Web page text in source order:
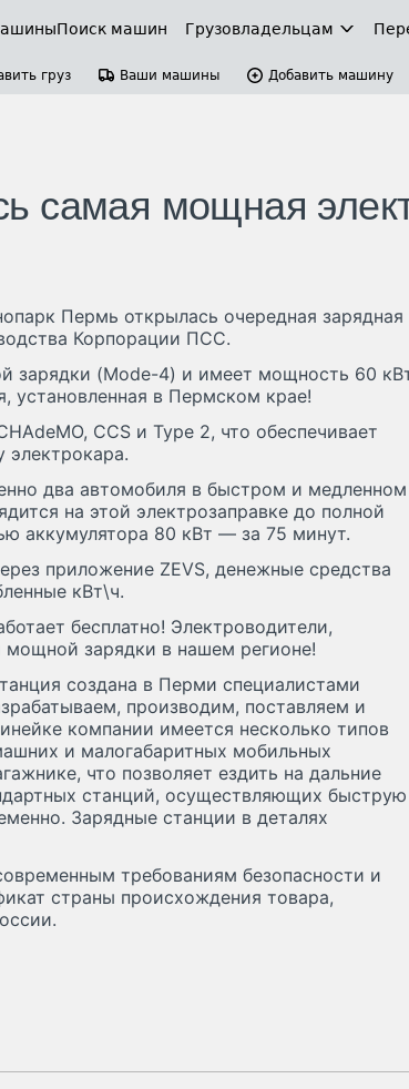
Поиск машин Грузовладельцам
груз Ваши машины Добавить машину
самая мощная
Пермь открылась очередная зарядная
Корпорации ПСС.
зарядки (Mode-4) и имеет мощность 60
установленная в Пермском крае!
CCS и Type 2, что обеспечивает
два автомобиля в быстром и медленном
на этой электрозаправке до полной
аккумулятора 80 кВт — за 75 минут.
приложение ZEVS, денежные средства
кВт\ч.
бесплатно! Электроводители,
мощной зарядки в нашем регионе!
создана в Перми специалистами
производим, поставляем и
компании имеется несколько типов
и малогабаритных мобильных
что позволяет ездить на дальние
станций, осуществляющих быструю
Зарядные станции в деталях
требованиям безопасности и
страны происхождения товара,